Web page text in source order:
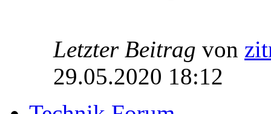
Letzter Beitrag von
29.05.2020 18:12